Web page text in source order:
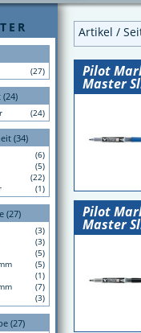
(27)
(24)
(34)
(6)
(5)
(22)
(1)
(27)
(3)
(3)
(5)
(5)
(1)
(7)
(3)
(27)
Artikel /
Pilot
Master
Pilot
Master